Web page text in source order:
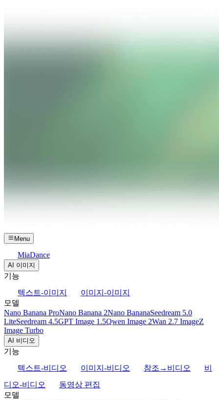
Menu
MiaDance
AI 이미지
기능
텍스트-이미지
이미지-이미지
모델
Nano Banana ProNano Banana 2Nano BananaSeedream 5.0
LiteSeedream 4.5GPT Image 1.5Qwen Image 2Wan 2.7 ImageZ
Image Turbo
AI 비디오
기능
텍스트-비디오
이미지-비디오 참조→비디오
비
디오-비디오
동영상 편집
모델